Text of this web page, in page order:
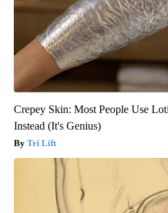
Crepey Skin: Most People Use
Instead (It's Genius)
Tri Lift